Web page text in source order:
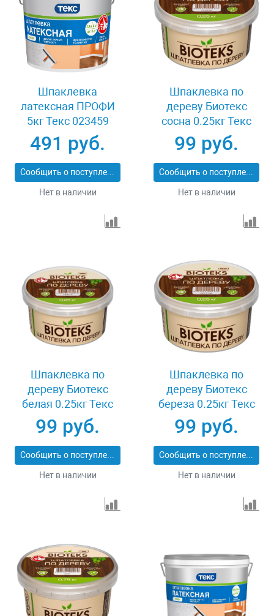
Шпаклевка
латексная ПРОФИ
5кг Текс 023459
491 руб.
Сообщить о поступлении
Нет в наличии
Шпаклевка по
дереву Биотекс
сосна 0.25кг Текс
023519
99 руб.
Сообщить о поступлении
Нет в наличии
Шпаклевка по
дереву Биотекс
белая 0.25кг Текс
023502
99 руб.
Сообщить о поступлении
Нет в наличии
Шпаклевка по
дереву Биотекс
береза 0.25кг Текс
023505
99 руб.
Сообщить о поступлении
Нет в наличии